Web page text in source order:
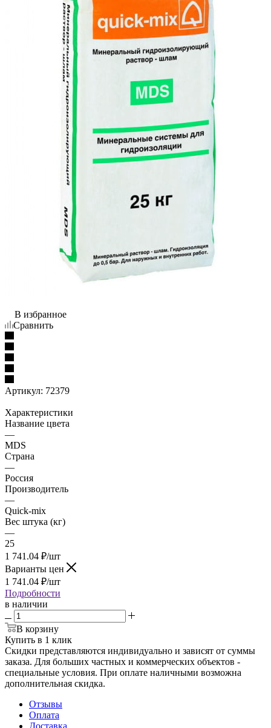
В избранное
Сравнить
Артикул: 72379
Характеристики
Название цвета
—
MDS
Страна
—
Россия
Производитель
—
Quick-mix
Вес штука (кг)
—
25
1 741.04 ₽/шт
Варианты цен
1 741.04 ₽/шт
Подробности
в наличии
В корзину
Купить в 1 клик
Скидки представляются индивидуально и зависят от суммы
заказа. Для больших частных и коммерческих объектов -
специальные условия. При оплате наличными возможна
дополнительная скидка.
Отзывы
Оплата
Доставка